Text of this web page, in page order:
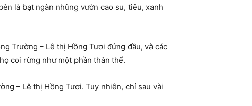
là bạt ngàn nhũng vườn cao su, tiêu, xanh
Trường – Lê thị Hồng Tươi đứng đầu, và các
coi rừng như một phần thân thể.
– Lê thị Hồng Tươi. Tuy nhiên, chỉ sau vài